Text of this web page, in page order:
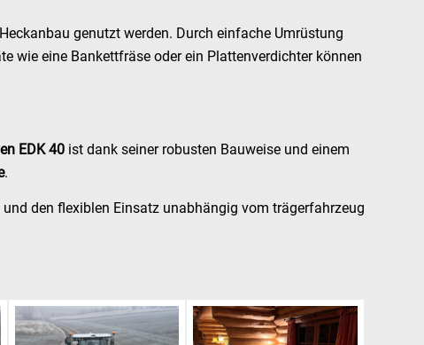
genutzt werden. Durch einfache Umrüstung
wie eine Bankettfräse oder ein Plattenverdichter können
EDK 40 ist dank seiner robusten Bauweise und einem
.
den flexiblen Einsatz unabhängig vom trägerfahrzeug